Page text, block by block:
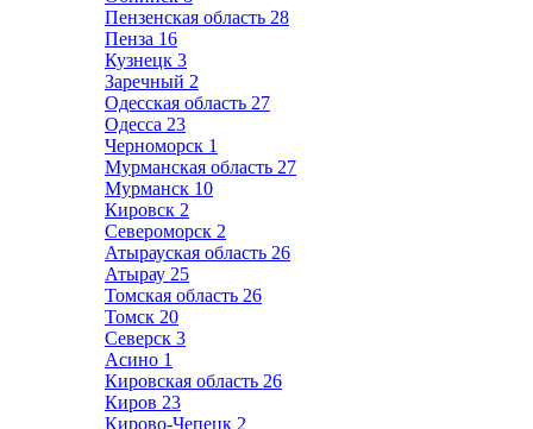
Пензенская область 28
Пенза 16
Кузнецк 3
Заречный 2
Одесская область 27
Одесса 23
Черноморск 1
Мурманская область 27
Мурманск 10
Кировск 2
Североморск 2
Атырауская область 26
Атырау 25
Томская область 26
Томск 20
Северск 3
Асино 1
Кировская область 26
Киров 23
Кирово-Чепецк 2